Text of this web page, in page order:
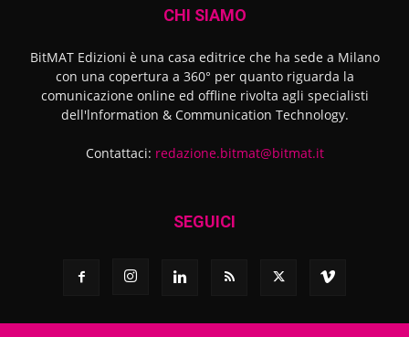
CHI SIAMO
BitMAT Edizioni è una casa editrice che ha sede a Milano
con una copertura a 360° per quanto riguarda la
comunicazione online ed offline rivolta agli specialisti
dell'lnformation & Communication Technology.
Contattaci: redazione.bitmat@bitmat.it
SEGUICI